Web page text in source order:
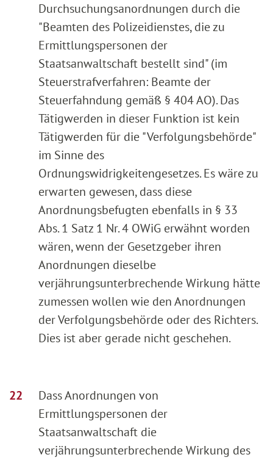
Durchsuchungsanordnungen durch die
"Beamten des Polizeidienstes, die zu
Ermittlungspersonen der
Staatsanwaltschaft bestellt sind" (im
Steuerstrafverfahren: Beamte der
Steuerfahndung gemäß § 404 AO). Das
Tätigwerden in dieser Funktion ist kein
Tätigwerden für die "Verfolgungsbehörde"
im Sinne des
Ordnungswidrigkeitengesetzes. Es wäre zu
erwarten gewesen, dass diese
Anordnungsbefugten ebenfalls in § 33
Abs. 1 Satz 1 Nr. 4 OWiG erwähnt worden
wären, wenn der Gesetzgeber ihren
Anordnungen dieselbe
verjährungsunterbrechende Wirkung hätte
zumessen wollen wie den Anordnungen
der Verfolgungsbehörde oder des Richters.
Dies ist aber gerade nicht geschehen.
Dass Anordnungen von
Ermittlungspersonen der
Staatsanwaltschaft die
verjährungsunterbrechende Wirkung des